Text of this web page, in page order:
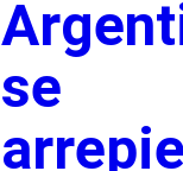
se